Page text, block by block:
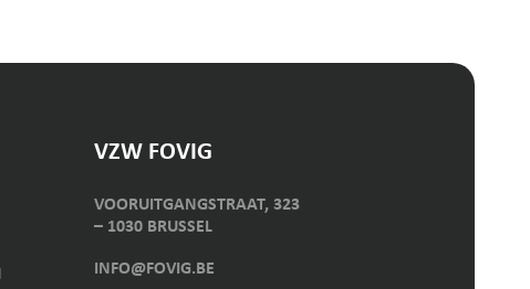
VZW FOVIG
VOORUITGANGSTRAAT, 323
– 1030 BRUSSEL
INFO@FOVIG.BE